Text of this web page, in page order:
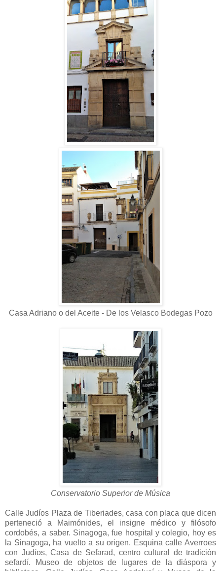
Casa Adriano o del Aceite - De los Velasco Bodegas Pozo
Conservatorio Superior de Música
Calle Judíos Plaza de Tiberiades, casa con placa que dicen
perteneció a Maimónides, el insigne médico y filósofo
cordobés, a saber. Sinagoga, fue hospital y colegio, hoy es
la Sinagoga, ha vuelto a su origen. Esquina calle Averroes
con Judíos, Casa de Sefarad, centro cultural de tradición
sefardí. Museo de objetos de lugares de la diáspora y